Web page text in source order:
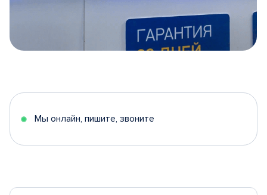
5
Мы онлайн, пишите, звоните